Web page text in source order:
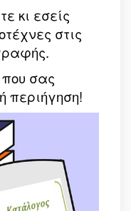
κι εσείς
στις
σας
περιήγηση!